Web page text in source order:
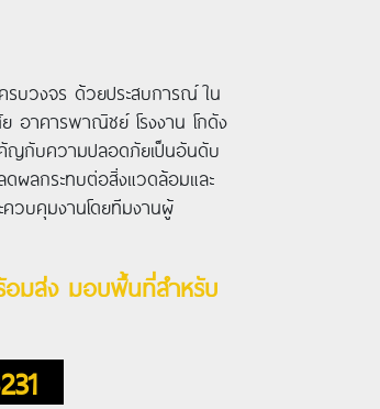
รบวงจร ด้วยประสบการณ์ ใน
อาคารพาณิชย์ โรงงาน โกดัง
คัญกับความปลอดภัยเป็นอันดับ
ผลกระทบต่อสิ่งแวดล้อมและ
ควบคุมงานโดยทีมงานผู้
อมส่ง มอบพื้นที่สำหรับ